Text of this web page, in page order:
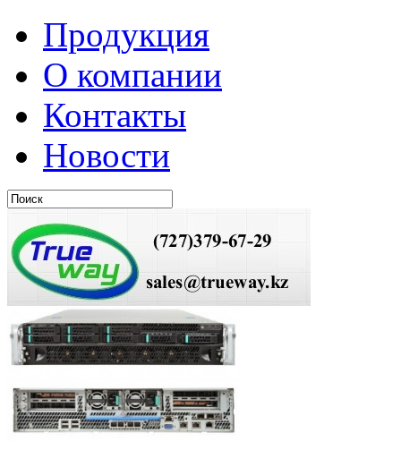
Продукция
О компании
Контакты
Новости